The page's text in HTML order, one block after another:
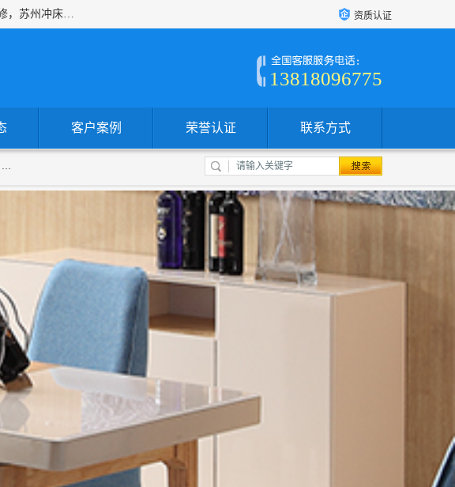
上海沃锻机械有限公司专业承接各种进口、国产冲床维修，公司主营：小松AlDA金丰协易冲床维修，嘉兴冲床维修，苏州冲床维修，冷镦机热模锻机床维修，提供各种冲床配件！！一站式服务为您解决一切冲床问题！ 资质认证
13818096775
客户案例 荣誉认证 联系方式
上海沃锻机械有限公司专业承接各种进口、国产冲床维修，公司主营：小松AlDA金丰协易冲床维修，嘉兴冲床维修，苏州冲床维修，冷镦机热模锻机床维修，提供各种冲床配件！！一站式服务为您解决一切冲床问题！